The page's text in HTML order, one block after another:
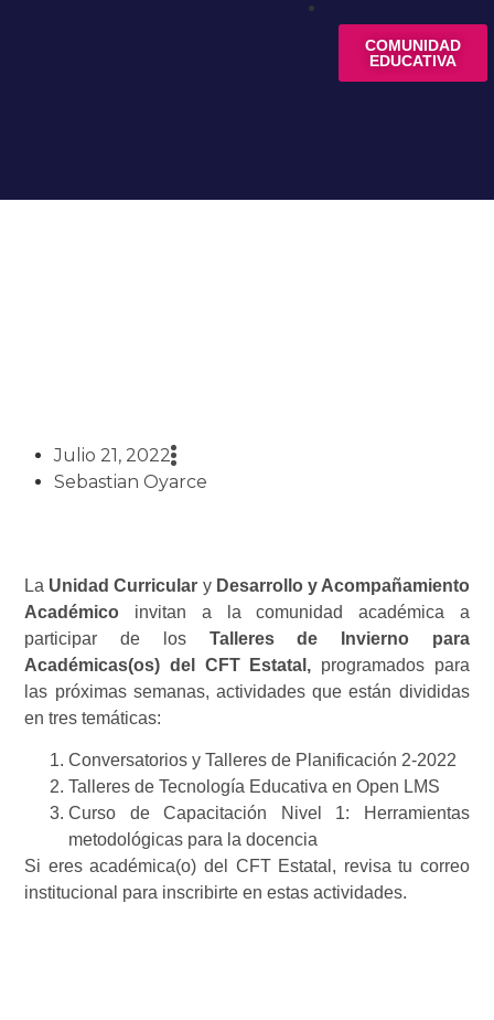
COMUNIDAD
EDUCATIVA
Julio 21, 2022
Sebastian Oyarce
La Unidad Curricular y Desarrollo y Acompañamiento
Académico invitan a la comunidad académica a
participar de los Talleres de Invierno para
Académicas(os) del CFT Estatal, programados para
las próximas semanas, actividades que están divididas
en tres temáticas:
Conversatorios y Talleres de Planificación 2-2022
Talleres de Tecnología Educativa en Open LMS
Curso de Capacitación Nivel 1: Herramientas
metodológicas para la docencia
Si eres académica(o) del CFT Estatal, revisa tu correo
institucional para inscribirte en estas actividades.